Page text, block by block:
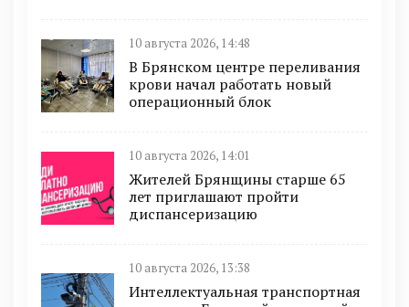
10 августа 2026, 14:48
В Брянском центре переливания
крови начал работать новый
операционный блок
10 августа 2026, 14:01
Жителей Брянщины старше 65
лет приглашают пройти
диспансеризацию
10 августа 2026, 13:38
Интеллектуальная транспортная